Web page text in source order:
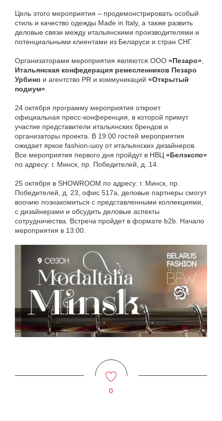
Цель этого мероприятия – продемонстрировать особый
стиль и качество одежды Made in Italy, а также развить
деловые связи между итальянскими производителями и
потенциальными клиентами из Беларуси и стран СНГ.
Организаторами мероприятия являются ООО «Пезаро»,
Итальянская конфедерация ремесленников Пезаро
Урбино и агентство PR и коммуникаций «Открытый
подиум».
24 октября программу мероприятия откроет
официальная пресс-конференция, в которой примут
участие представители итальянских брендов и
организаторы проекта. В 19:00 гостей мероприятия
ожидает яркое fashion-шоу от итальянских дизайнеров.
Все мероприятия первого дня пройдут в НВЦ «Белэкспо»
по адресу: г. Минск, пр. Победителей, д. 14.
25 октября в SHOWROOM по адресу: г. Минск, пр.
Победителей, д. 23, офис 517a, деловые партнеры смогут
воочию познакомиться с представленными коллекциями,
с дизайнерами и обсудить деловые аспекты
сотрудничества. Встреча пройдет в формате b2b. Начало
мероприятия в 13:00.
0